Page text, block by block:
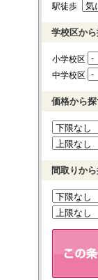
駅徒歩
学校区か
小学校区
中学校区
価格から
間取りか